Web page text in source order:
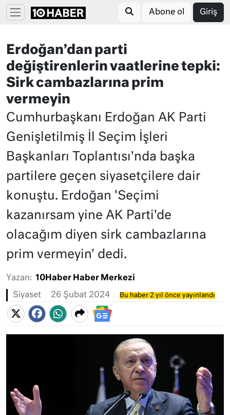
Abone ol Giriş
Erdoğan’dan parti
değiştirenlerin vaatlerine tepki:
Sirk cambazlarına prim
vermeyin
Cumhurbaşkanı Erdoğan AK Parti
Genişletilmiş İl Seçim İşleri
Başkanları Toplantısı'nda başka
partilere geçen siyasetçilere dair
konuştu. Erdoğan 'Seçimi
kazanırsam yine AK Parti'de
olacağım diyen sirk cambazlarına
prim vermeyin' dedi.
Yazan: 10Haber Haber Merkezi
Siyaset 26 Şubat 2024 Bu haber 2 yıl önce yayınlandı